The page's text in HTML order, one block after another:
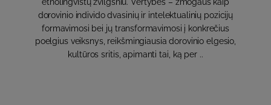
etnolingvistų žvilgsniu. Vertybės – žmogaus kaip
dorovinio individo dvasinių ir intelektualinių pozicijų
formavimosi bei jų transformavimosi į konkrečius
poelgius veiksnys, reikšmingiausia dorovinio elgesio,
kultūros sritis, apimanti tai, ką per ..